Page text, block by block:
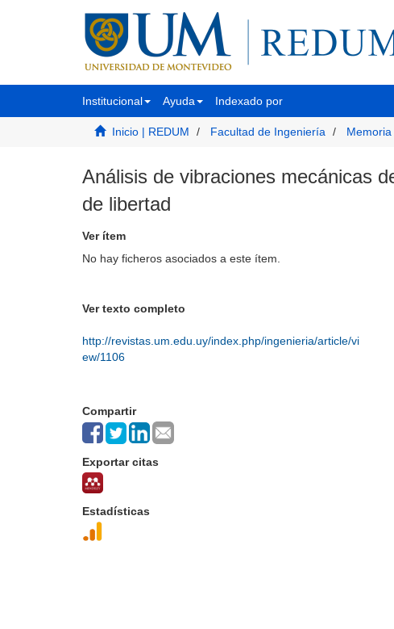
Institucional Ayuda Indexado por
Inicio | REDUM Facultad de Ingeniería
Análisis de vibraciones mecánicas
de libertad
Ver ítem
No hay ficheros asociados a este ítem.
Ver texto completo
http://revistas.um.edu.uy/index.php/ingenieria/article/vi
ew/1106
Compartir
Exportar citas
Estadísticas